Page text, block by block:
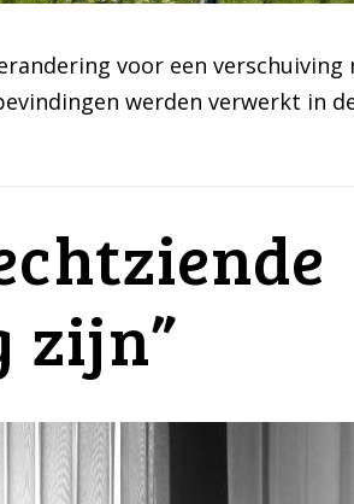
voor een verschuiving
werden verwerkt in
zijn”